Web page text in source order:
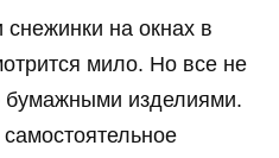
на окнах в
мило. Но все не
бумажными изделиями.